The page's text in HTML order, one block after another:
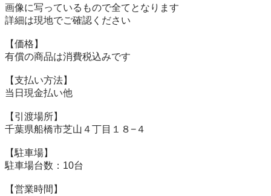
画像に写っているもので全てとなります
詳細は現地でご確認ください
【価格】
有償の商品は消費税込みです
【⽀払い⽅法】
当⽇現⾦払い他
【引渡場所】
千葉県船橋市芝山４丁目１８−４
【駐⾞場】
駐車場台数：10台
【営業時間】